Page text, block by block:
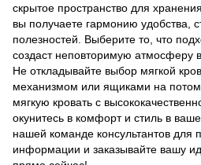
скрытое пространство для
вы получаете гармонию удобства,
полезностей. Выберите то, что
создаст неповторимую атмосферу
Не откладывайте выбор мягкой
механизмом или ящиками на
мягкую кровать с
окунитесь в комфорт и стиль в
нашей команде консультантов для
информации и заказывайте вашу